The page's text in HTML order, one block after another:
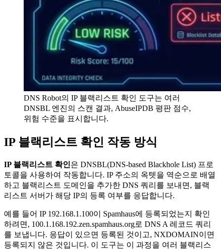
DNS Robot의 IP 블랙리스트 확인 도구는 여러
DNSBL 엔진의 스캔 결과, AbuseIPDB 평판 점수,
위험 수준을 표시합니다.
IP 블랙리스트 확인 작동 방식
IP 블랙리스트 확인은 DNSBL(DNS-based Blackhole List) 프로
토콜을 사용하여 작동합니다. IP 주소의 옥텟을 역순으로 배열
하고 블랙리스트 도메인을 추가한 DNS 쿼리를 보내면, 블랙
리스트 서버가 해당 IP의 등록 여부를 응답합니다.
예를 들어 IP 192.168.1.100이 Spamhaus에 등록되었는지 확인
하려면, 100.1.168.192.zen.spamhaus.org로 DNS A 레코드 쿼리
를 보냅니다. 응답이 있으면 등록된 것이고, NXDOMAIN이면
등록되지 않은 것입니다. 이 도구는 이 과정을 여러 블랙리스